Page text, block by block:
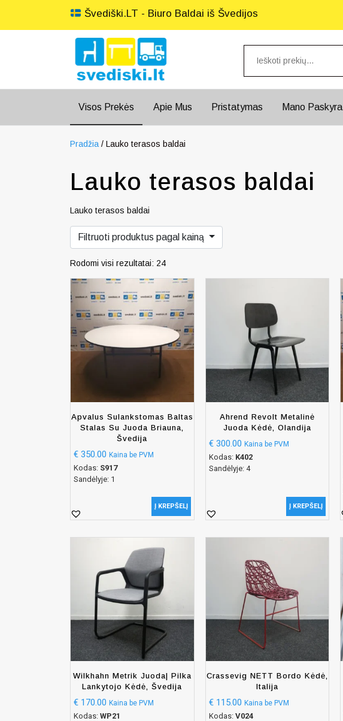
Švediški.LT - Biuro Baldai iš Švedijos
Visos Prekės Apie Mus Pristatymas Mano Paskyra
Pradžia / Lauko terasos baldai
Lauko terasos baldai
Lauko terasos baldai
Filtruoti produktus pagal kainą
Rodomi visi rezultatai: 24
Apvalus Sulankstomas Baltas
Stalas Su Juoda Briauna,
Švedija
€ 350.00 Kaina be PVM
Kodas: S917
Sandėlyje: 1
Į KREPŠELĮ
Ahrend Revolt Metalinė
Juoda Kėdė, Olandija
€300.00 Kaina be PVM
Kodas: K402
Sandėlyje: 4
Į KREPŠELĮ
Wilkhahn Metrik Juoda| Pilka
Lankytojo Kėdė, Švedija
€ 170.00 Kaina be PVM
Kodas: WP21
Crassevig NETT Bordo Kėdė,
Italija
€115.00 Kaina be PVM
Kodas: V024